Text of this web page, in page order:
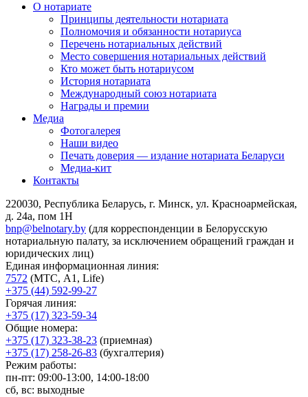
О нотариате
Принципы деятельности нотариата
Полномочия и обязанности нотариуса
Перечень нотариальных действий
Место совершения нотариальных действий
Кто может быть нотариусом
История нотариата
Международный союз нотариата
Награды и премии
Медиа
Фотогалерея
Наши видео
Печать доверия — издание нотариата Беларуси
Медиа-кит
Контакты
220030, Республика Беларусь, г. Минск, ул. Красноармейская,
д. 24а, пом 1Н
bnp@belnotary.by (для корреспонденции в Белорусскую
нотариальную палату, за исключением обращений граждан и
юридических лиц)
Единая информационная линия:
7572 (МТС, A1, Life)
+375 (44) 592-99-27
Горячая линия:
+375 (17) 323-59-34
Общие номера:
+375 (17) 323-38-23 (приемная)
+375 (17) 258-26-83 (бухгалтерия)
Режим работы:
пн-пт: 09:00-13:00, 14:00-18:00
сб, вс: выходные